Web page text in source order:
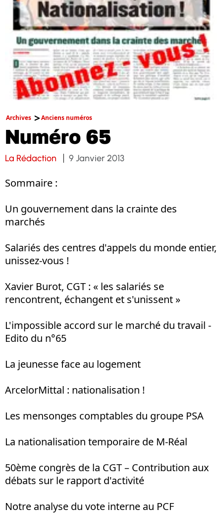
Archives Anciens numéros
Numéro 65
La Rédaction 9 Janvier 2013
Sommaire :
Un gouvernement dans la crainte des
marchés
Salariés des centres d'appels du monde entier,
unissez-vous !
Xavier Burot, CGT : « les salariés se
rencontrent, échangent et s'unissent »
L'impossible accord sur le marché du travail -
Edito du n°65
La jeunesse face au logement
ArcelorMittal : nationalisation !
Les mensonges comptables du groupe PSA
La nationalisation temporaire de M-Réal
50ème congrès de la CGT – Contribution aux
débats sur le rapport d'activité
Notre analyse du vote interne au PCF